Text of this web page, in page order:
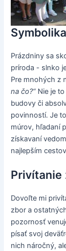
Prázdniny sa
príroda - slnko
Pre mnohých z
na čo?“Nie je to
budovy či
povinností. Je
múrov, hľadaní
získavaní
najlepším
Privítanie
Dovoľte mi
zbor a
pozornosť
písať svoj
nich náročný,